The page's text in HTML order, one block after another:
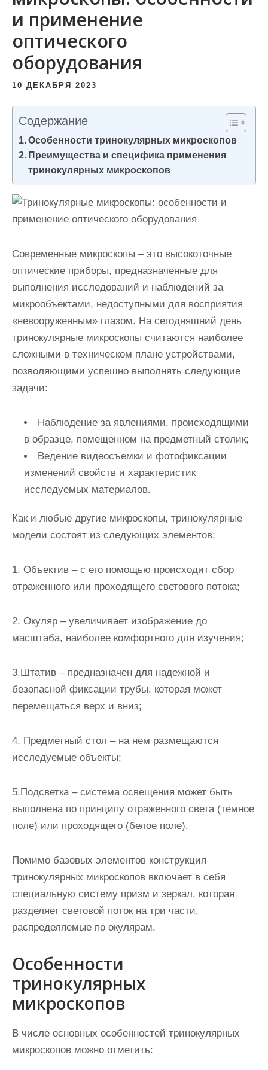
и применение
оптического
оборудования
10 ДЕКАБРЯ 2023
Содержание
Особенности тринокулярных микроскопов
Преимущества и специфика применения
тринокулярных микроскопов
Современные микроскопы – это высокоточные
оптические приборы, предназначенные для
выполнения исследований и наблюдений за
микрообъектами, недоступными для восприятия
«невооруженным» глазом. На сегодняшний день
тринокулярные микроскопы считаются наиболее
сложными в техническом плане устройствами,
позволяющими успешно выполнять следующие
задачи:
Наблюдение за явлениями, происходящими
в образце, помещенном на предметный столик;
Ведение видеосъемки и фотофиксации
изменений свойств и характеристик
исследуемых материалов.
Как и любые другие микроскопы, тринокулярные
модели состоят из следующих элементов:
1. Объектив – с его помощью происходит сбор
отраженного или проходящего светового потока;
2. Окуляр – увеличивает изображение до
масштаба, наиболее комфортного для изучения;
3.Штатив – предназначен для надежной и
безопасной фиксации трубы, которая может
перемещаться верх и вниз;
4. Предметный стол – на нем размещаются
исследуемые объекты;
5.Подсветка – система освещения может быть
выполнена по принципу отраженного света (темное
поле) или проходящего (белое поле).
Помимо базовых элементов конструкция
тринокулярных микроскопов включает в себя
специальную систему призм и зеркал, которая
разделяет световой поток на три части,
распределяемые по окулярам.
Особенности
тринокулярных
микроскопов
В числе основных особенностей тринокулярных
микроскопов можно отметить: